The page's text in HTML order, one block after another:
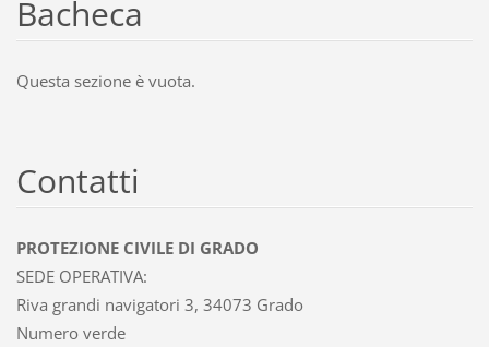
Bacheca
Questa sezione è vuota.
Contatti
PROTEZIONE CIVILE DI GRADO
SEDE OPERATIVA:
Riva grandi navigatori 3, 34073 Grado
Numero verde